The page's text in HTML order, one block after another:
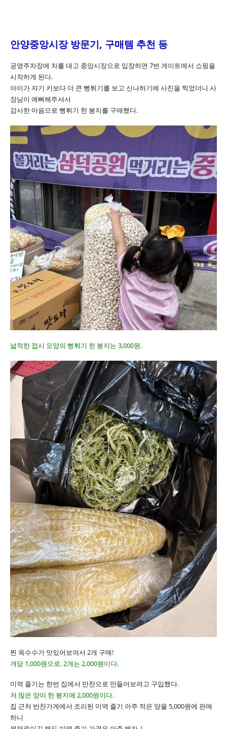
안양중앙시장 방문기, 구매템 추천 등
공영주차장에 차를 대고 중앙시장으로 입장하면 7번 게이트에서 쇼핑을
시작하게 된다.
아이가 자기 키보다 더 큰 뻥튀기를 보고 신나하기에 사진을 찍었더니 사
장님이 예뻐해주셔서
감사한 마음으로 뻥튀기 한 봉지를 구매했다.
넓적한 접시 모양의 뻥튀기 한 봉지는 3,000원.
찐 옥수수가 맛있어보여서 2개 구매!
개당 1,000원으로, 2개는 2,000원이다.
미역 줄기는 한번 집에서 만찬으로 만들어보려고 구입했다.
저 많은 양이 한 봉지에 2,000원이다.
집 근처 반찬가게에서 조리된 미역 줄기 아주 적은 양을 5,000원에 판매
하니